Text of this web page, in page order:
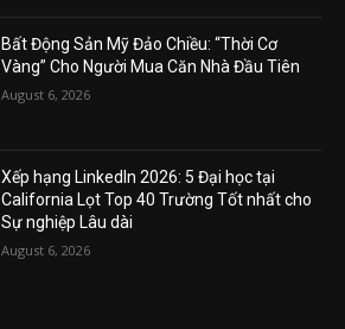
Bất Động Sản Mỹ Đảo Chiều: “Thời Cơ
Vàng” Cho Người Mua Căn Nhà Đầu Tiên
August 6, 2026
Xếp hạng LinkedIn 2026: 5 Đại học tại
California Lọt Top 40 Trường Tốt nhất cho
Sự nghiệp Lâu dài
August 6, 2026